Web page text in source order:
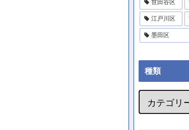
世田谷区
江戸川区
墨田区
種類